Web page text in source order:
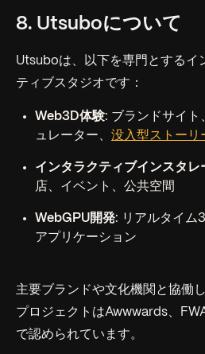
8. Utsuboについて
Utsuboは、以下を専門とするイ
ティブスタジオです：
Web3D体験: ブランドサイト
ュレーター、 没入型ストーリ
インタラクティブインスタレ
店、イベント、公共空間
WebGPU開発: リアルタイム
アプリケーション
主要ブランドや文化機関と協働
プロジェクトはAwwwards、
で認められています。